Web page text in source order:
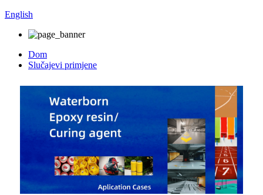
English
Dom
Slučajevi primjene